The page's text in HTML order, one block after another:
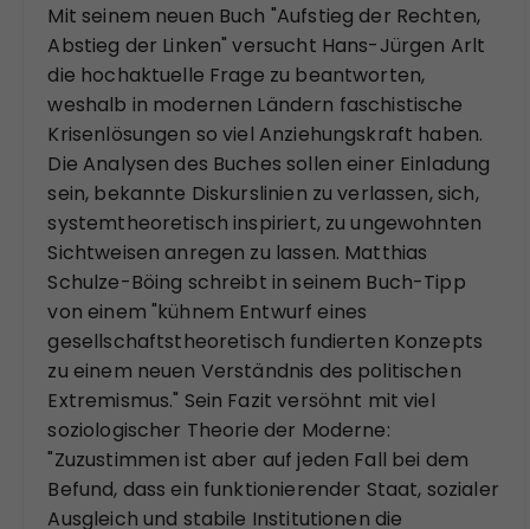
Mit seinem neuen Buch "Aufstieg der Rechten,
Abstieg der Linken" versucht Hans-Jürgen Arlt
die hochaktuelle Frage zu beantworten,
weshalb in modernen Ländern faschistische
Krisenlösungen so viel Anziehungskraft haben.
Die Analysen des Buches sollen einer Einladung
sein, bekannte Diskurslinien zu verlassen, sich,
systemtheoretisch inspiriert, zu ungewohnten
Sichtweisen anregen zu lassen. Matthias
Schulze-Böing schreibt in seinem Buch-Tipp
von einem "kühnem Entwurf eines
gesellschaftstheoretisch fundierten Konzepts
zu einem neuen Verständnis des politischen
Extremismus." Sein Fazit versöhnt mit viel
soziologischer Theorie der Moderne:
"Zuzustimmen ist aber auf jeden Fall bei dem
Befund, dass ein funktionierender Staat, sozialer
Ausgleich und stabile Institutionen die